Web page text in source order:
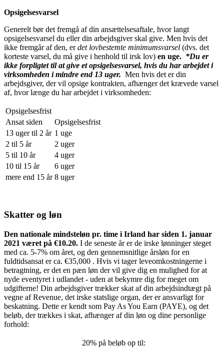
Opsigelsesvarsel
Generelt bør det fremgå af din ansættelsesaftale, hvor langt
opsigelsesvarsel du eller din arbejdsgiver skal give. Men hvis det
ikke fremgår af den, erdet lovbestemte minimumsvarsel (dvs. det
korteste varsel, du må give i henhold til irsk lov) en uge. *Du er
ikke forpligtet til at give et opsigelsesvarsel, hvis du har arbejdet i
virksomheden i mindre end 13 uger. Men hvis det er din
arbejdsgiver, der vil opsige kontrakten, afhænger det krævede varsel
af, hvor længe du har arbejdet i virksomheden:
Opsigelsesfrist
Ansat siden
Opsigelsesfrist
13 uger til 2 år 1 uge
2 til 5 år
2 uger
5 til 10 år
4 uger
10 til 15 år
6 uger
mere end 15 år 8 uger
Skatter og løn
Den nationale mindsteløn pr. time i Irland har siden 1. januar
2021 været på €10.20. I de seneste år er de irske lønninger steget
med ca. 5-7% om året, og den gennemsnitlige årsløn for en
fuldtidsansat er ca. €35,000 . Hvis vi tager leveomkostningerne i
betragtning, er det en pæn løn der vil give dig en mulighed for at
nyde eventyret i udlandet - uden at bekymre dig for meget om
udgifterne! Din arbejdsgiver trækker skat af din arbejdsindtægt på
vegne af Revenue, det irske statslige organ, der er ansvarligt for
beskatning. Dette er kendt som Pay As You Earn (PAYE), og det
beløb, der trækkes i skat, afhænger af din løn og dine personlige
forhold:
20% på beløb op til: